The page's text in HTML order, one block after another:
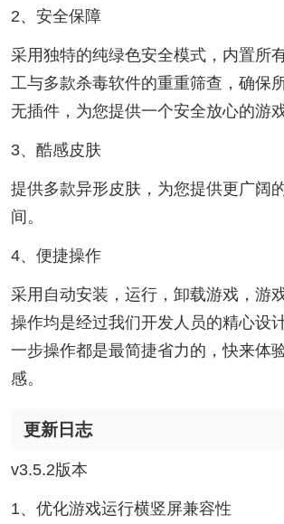
2、安全保障
采用独特的纯绿色安全模式，内置所
工与多款杀毒软件的重重筛查，确保
无插件，为您提供一个安全放心的游戏
3、酷感皮肤
提供多款异形皮肤，为您提供更广阔
间。
4、便捷操作
采用自动安装，运行，卸载游戏，游
操作均是经过我们开发人员的精心设
一步操作都是最简捷省力的，快来体
感。
更新日志
v3.5.2版本
1、优化游戏运行横竖屏兼容性